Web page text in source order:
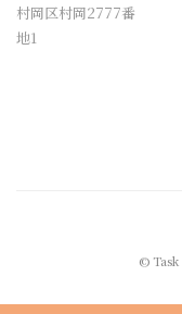
村岡区村岡2777番
地1
© Task